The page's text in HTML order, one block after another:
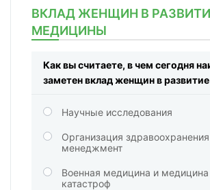
ВКЛАД ЖЕНЩИН В
МЕДИЦИНЫ
Как вы считаете, в чем сегодня
заметен вклад женщин в
Научные исследования
Организация
менеджмент
Военная медицина и медицина
катастроф